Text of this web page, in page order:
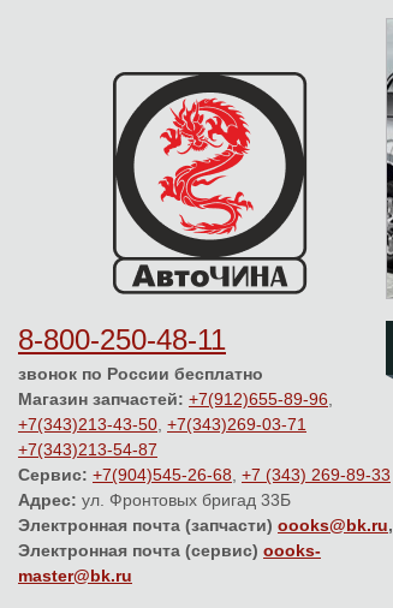
8-800-250-48-11
звонок по России бесплатно
Магазин запчастей: +7(912)655-89-96
+7(343)213-43-50 +7(343)269-03-71
+7(343)213-54-87
Сервис: +7(904)545-26-68 +7 (343) 269-89-33
Адрес: ул. Фронтовых бригад 33Б
Электронная почта (запчасти) oooks@bk.ru,
Электронная почта (сервис) oooks-
master@bk.ru